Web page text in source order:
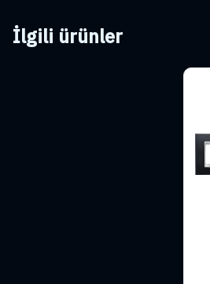
İlgili ürünler